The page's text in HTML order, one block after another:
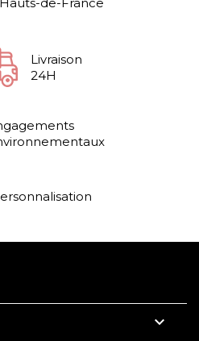
Livraison
24H
